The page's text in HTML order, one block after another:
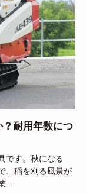
耐用年数につ
です。秋になる
、稲を刈る風景が
...